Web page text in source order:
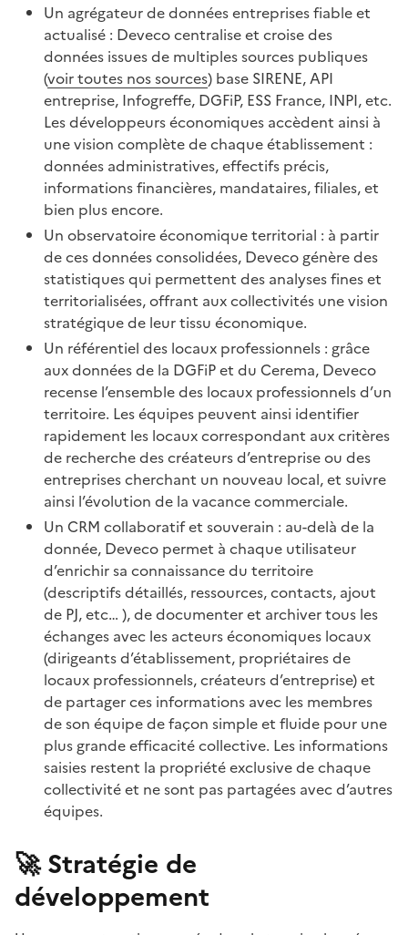
Un agrégateur de données entreprises fiable et
actualisé : Deveco centralise et croise des
données issues de multiples sources publiques
(voir toutes nos sources) base SIRENE, API
entreprise, Infogreffe, DGFiP, ESS France, INPI, etc.
Les développeurs économiques accèdent ainsi à
une vision complète de chaque établissement :
données administratives, effectifs précis,
informations financières, mandataires, filiales, et
bien plus encore.
Un observatoire économique territorial : à partir
de ces données consolidées, Deveco génère des
statistiques qui permettent des analyses fines et
territorialisées, offrant aux collectivités une vision
stratégique de leur tissu économique.
Un référentiel des locaux professionnels : grâce
aux données de la DGFiP et du Cerema, Deveco
recense l’ensemble des locaux professionnels d’un
territoire. Les équipes peuvent ainsi identifier
rapidement les locaux correspondant aux critères
de recherche des créateurs d’entreprise ou des
entreprises cherchant un nouveau local, et suivre
ainsi l’évolution de la vacance commerciale.
Un CRM collaboratif et souverain : au-delà de la
donnée, Deveco permet à chaque utilisateur
d’enrichir sa connaissance du territoire
(descriptifs détaillés, ressources, contacts, ajout
de PJ, etc… ), de documenter et archiver tous les
échanges avec les acteurs économiques locaux
(dirigeants d’établissement, propriétaires de
locaux professionnels, créateurs d’entreprise) et
de partager ces informations avec les membres
de son équipe de façon simple et fluide pour une
plus grande efficacité collective. Les informations
saisies restent la propriété exclusive de chaque
collectivité et ne sont pas partagées avec d’autres
équipes.
🚀Stratégie de
développement